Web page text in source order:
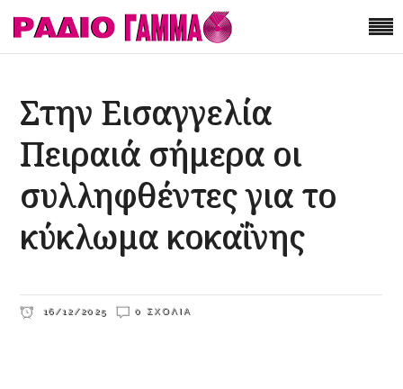
Στην Εισαγγελία
Πειραιά σήμερα οι
συλληφθέντες για το
κύκλωμα κοκαΐνης
16/12/2025 0 ΣΧΌΛΙΑ